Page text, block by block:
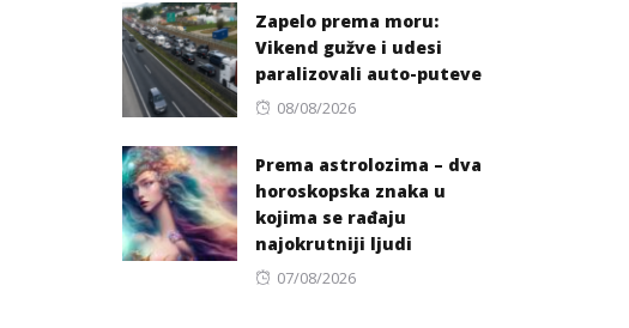
Zapelo prema moru:
Vikend gužve i udesi
paralizovali auto-puteve
Posted
08/08/2026
Prema astrolozima – dva
horoskopska znaka u
kojima se rađaju
najokrutniji ljudi
Posted
07/08/2026